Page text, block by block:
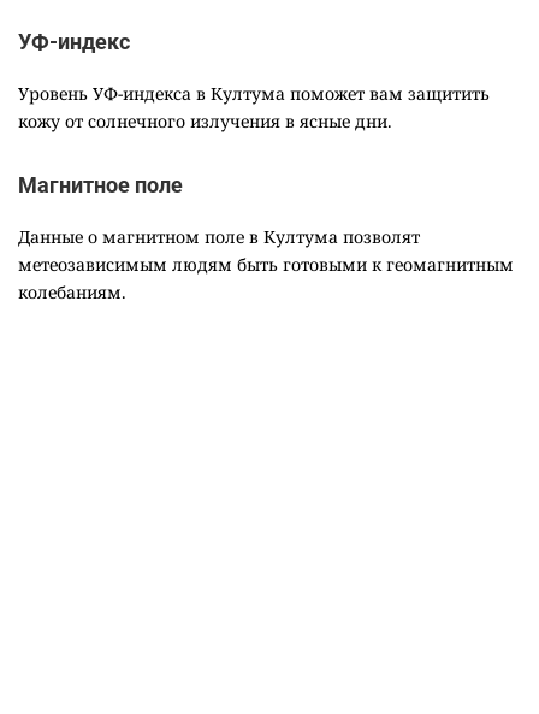
УФ-индекс
Уровень УФ-индекса в Култума поможет вам защитить
кожу от солнечного излучения в ясные дни.
Магнитное поле
Данные о магнитном поле в Култума позволят
метеозависимым людям быть готовыми к геомагнитным
колебаниям.